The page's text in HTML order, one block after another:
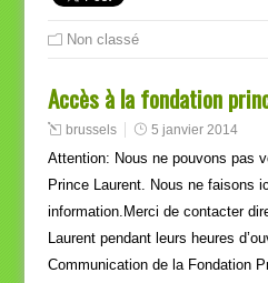
Non classé
Accès à la fondation
brussels 5 janvier 2014
Attention: Nous ne pouvons pas
Prince Laurent. Nous ne faisons
information.Merci de contacter
Laurent pendant leurs heures
Communication de la Fondation